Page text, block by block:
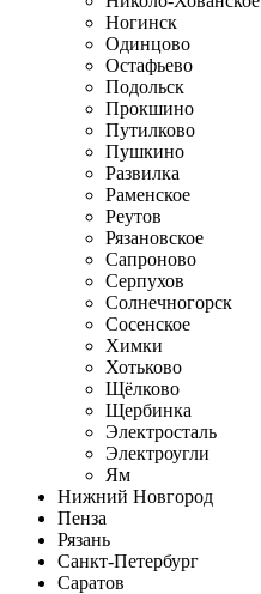
Ногинск
Одинцово
Остафьево
Подольск
Прокшино
Путилково
Пушкино
Развилка
Раменское
Реутов
Рязановское
Сапроново
Серпухов
Солнечногорск
Сосенское
Химки
Хотьково
Щёлково
Щербинка
Электросталь
Электроугли
Ям
Нижний Новгород
Пенза
Рязань
Санкт-Петербург
Саратов